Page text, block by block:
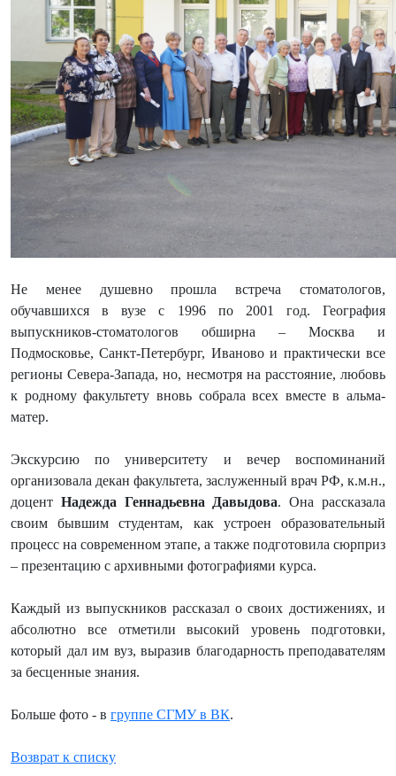
Не менее душевно прошла встреча стоматологов,
обучавшихся в вузе с 1996 по 2001 год. География
выпускников-стоматологов обширна – Москва и
Подмосковье, Санкт-Петербург, Иваново и практически все
регионы Севера-Запада, но, несмотря на расстояние, любовь
к родному факультету вновь собрала всех вместе в альма-
матер.
Экскурсию по университету и вечер воспоминаний
организовала декан факультета, заслуженный врач РФ, к.м.н.,
доцент Надежда Геннадьевна Давыдова. Она рассказала
своим бывшим студентам, как устроен образовательный
процесс на современном этапе, а также подготовила сюрприз
– презентацию с архивными фотографиями курса.
Каждый из выпускников рассказал о своих достижениях, и
абсолютно все отметили высокий уровень подготовки,
который дал им вуз, выразив благодарность преподавателям
за бесценные знания.
Больше фото - в группе СГМУ в ВК.
Возврат к списку